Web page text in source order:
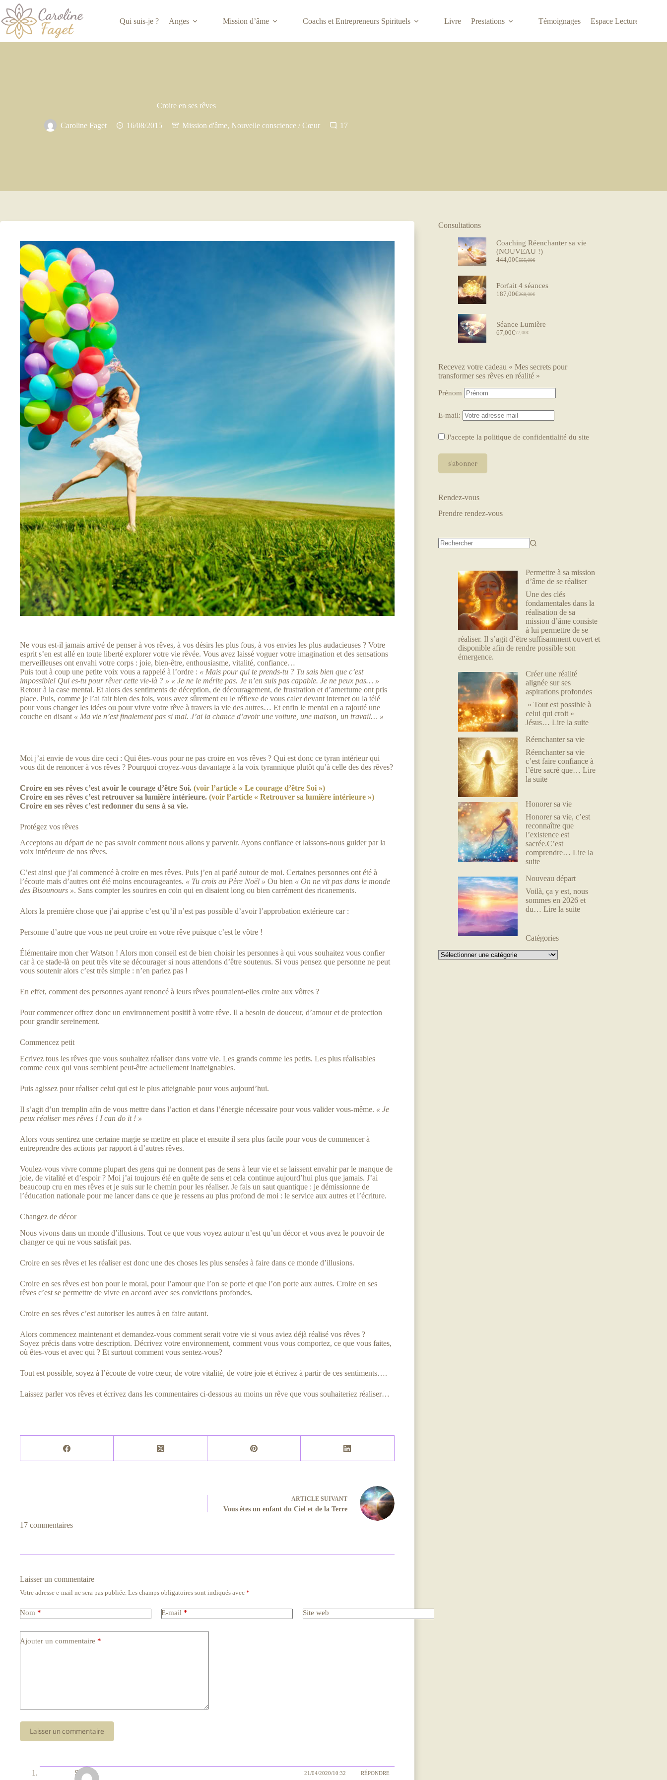
Passer
au
contenu
Qui suis-je ? Anges Mission d’âme Coachs et Entrepreneurs Spirituels Livre Prestations Témoignages Espace Lecture
Croire en ses rêves
Caroline Faget 16/08/2015 Mission d'âme, Nouvelle conscience / Cœur 17
Ne vous est-il jamais arrivé de penser à vos rêves, à vos désirs les plus fous, à vos envies les plus audacieuses ? Votre
esprit s’en est allé en toute liberté explorer votre vie rêvée. Vous avez laissé voguer votre imagination et des sensations
merveilleuses ont envahi votre corps : joie, bien-être, enthousiasme, vitalité, confiance…
Puis tout à coup une petite voix vous a rappelé à l’ordre : « Mais pour qui te prends-tu ? Tu sais bien que c’est
impossible! Qui es-tu pour rêver cette vie-là ? » « Je ne le mérite pas. Je n’en suis pas capable. Je ne peux pas… »
Retour à la case mental. Et alors des sentiments de déception, de découragement, de frustration et d’amertume ont pris
place. Puis, comme je l’ai fait bien des fois, vous avez sûrement eu le réflexe de vous caler devant internet ou la télé
pour vous changer les idées ou pour vivre votre rêve à travers la vie des autres… Et enfin le mental en a rajouté une
couche en disant « Ma vie n’est finalement pas si mal. J’ai la chance d’avoir une voiture, une maison, un travail… »
Moi j’ai envie de vous dire ceci : Qui êtes-vous pour ne pas croire en vos rêves ? Qui est donc ce tyran intérieur qui
vous dit de renoncer à vos rêves ? Pourquoi croyez-vous davantage à la voix tyrannique plutôt qu’à celle des des rêves?
Croire en ses rêves c’est avoir le courage d’être Soi. (voir l’article « Le courage d’être Soi »)
Croire en ses rêves c’est retrouver sa lumière intérieure. (voir l’article « Retrouver sa lumière intérieure »)
Croire en ses rêves c’est redonner du sens à sa vie.
Protégez vos rêves
Acceptons au départ de ne pas savoir comment nous allons y parvenir. Ayons confiance et laissons-nous guider par la
voix intérieure de nos rêves.
C’est ainsi que j’ai commencé à croire en mes rêves. Puis j’en ai parlé autour de moi. Certaines personnes ont été à
l’écoute mais d’autres ont été moins encourageantes. « Tu crois au Père Noël » Ou bien « On ne vit pas dans le monde
des Bisounours ». Sans compter les sourires en coin qui en disaient long ou bien carrément des ricanements.
Alors la première chose que j’ai apprise c’est qu’il n’est pas possible d’avoir l’approbation extérieure car :
Personne d’autre que vous ne peut croire en votre rêve puisque c’est le vôtre !
Élémentaire mon cher Watson ! Alors mon conseil est de bien choisir les personnes à qui vous souhaitez vous confier
car à ce stade-là on peut très vite se décourager si nous attendons d’être soutenus. Si vous pensez que personne ne peut
vous soutenir alors c’est très simple : n’en parlez pas !
En effet, comment des personnes ayant renoncé à leurs rêves pourraient-elles croire aux vôtres ?
Pour commencer offrez donc un environnement positif à votre rêve. Il a besoin de douceur, d’amour et de protection
pour grandir sereinement.
Commencez petit
Ecrivez tous les rêves que vous souhaitez réaliser dans votre vie. Les grands comme les petits. Les plus réalisables
comme ceux qui vous semblent peut-être actuellement inatteignables.
Puis agissez pour réaliser celui qui est le plus atteignable pour vous aujourd’hui.
Il s’agit d’un tremplin afin de vous mettre dans l’action et dans l’énergie nécessaire pour vous valider vous-même. « Je
peux réaliser mes rêves ! I can do it ! »
Alors vous sentirez une certaine magie se mettre en place et ensuite il sera plus facile pour vous de commencer à
entreprendre des actions par rapport à d’autres rêves.
Voulez-vous vivre comme plupart des gens qui ne donnent pas de sens à leur vie et se laissent envahir par le manque de
joie, de vitalité et d’espoir ? Moi j’ai toujours été en quête de sens et cela continue aujourd’hui plus que jamais. J’ai
beaucoup cru en mes rêves et je suis sur le chemin pour les réaliser. Je fais un saut quantique : je démissionne de
l’éducation nationale pour me lancer dans ce que je ressens au plus profond de moi : le service aux autres et l’écriture.
Changez de décor
Nous vivons dans un monde d’illusions. Tout ce que vous voyez autour n’est qu’un décor et vous avez le pouvoir de
changer ce qui ne vous satisfait pas.
Croire en ses rêves et les réaliser est donc une des choses les plus sensées à faire dans ce monde d’illusions.
Croire en ses rêves est bon pour le moral, pour l’amour que l’on se porte et que l’on porte aux autres. Croire en ses
rêves c’est se permettre de vivre en accord avec ses convictions profondes.
Croire en ses rêves c’est autoriser les autres à en faire autant.
Alors commencez maintenant et demandez-vous comment serait votre vie si vous aviez déjà réalisé vos rêves ?
Soyez précis dans votre description. Décrivez votre environnement, comment vous vous comportez, ce que vous faites,
où êtes-vous et avec qui ? Et surtout comment vous sentez-vous?
Tout est possible, soyez à l’écoute de votre cœur, de votre vitalité, de votre joie et écrivez à partir de ces sentiments….
Laissez parler vos rêves et écrivez dans les commentaires ci-dessous au moins un rêve que vous souhaiteriez réaliser…
ARTICLESUIVANT
Vous êtes un enfant du Ciel et de la Terre
17 commentaires
Laisser un commentaire
Votre adresse e-mail ne sera pas publiée. Les champs obligatoires sont indiqués avec *
Nom * E-mail * Site web
Ajouter un commentaire *
Laisser un commentaire
Sirven 21/04/2020/10:32 RÉPONDRE
Consultations
Coaching Réenchanter sa vie
(NOUVEAU !)
555,00€
Le
était :
555,00€.
444,00€
Le
est :
444,00€.
Forfait 4 séances
268,00€
Le
était :
268,00€.
187,00€
Le
est :
187,00€.
Séance Lumière
77,00€
Le
77,00€.
67,00€
Le
67,00€.
Recevez votre cadeau « Mes secrets pour
transformer ses rêves en réalité »
Prénom
E-mail:
J'accepte la politique de confidentialité du site
Rendez-vous
Prendre rendez-vous
Permettre à sa mission
d’âme de se réaliser
Une des clés
fondamentales dans la
réalisation de sa
mission d’âme consiste
à lui permettre de se
réaliser. Il s’agit d’être suffisamment ouvert et
disponible afin de rendre possible son
émergence.
Créer une réalité
alignée sur ses
aspirations profondes
« Tout est possible à
celui qui croit »
Jésus…Lire la suite:
alignée
sur
ses
Réenchanter sa vie
Réenchanter sa vie
c’est faire confiance à
l’être sacré que…Lire
la suite:
vie
Honorer sa vie
Honorer sa vie, c’est
reconnaître que
l’existence est
sacrée.C’est
comprendre…Lire la
suite:
sa
vie
Nouveau départ
Voilà, ça y est, nous
sommes en 2026 et
du…Lire la suite:
Catégories
Catégories